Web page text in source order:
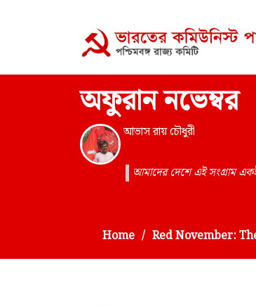
অফুরান নভেম্বর
আভাস রায় চৌধুরী
আমাদের দেশে এই সংগ্রাম
Home Red November: